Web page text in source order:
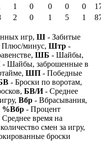
1 0 0 0 0
2 0 1 5 1
игр, Ш - Забитые
Плюс/минус, Штр -
ШБ - Шайбы,
- Шайбы, заброшенные в
ШП - Победные
- Броски по воротам,
БВ/И- Среднее
Вбр - Вбрасывания,
%Вбр - Процент
время на
смен за игру,
броски